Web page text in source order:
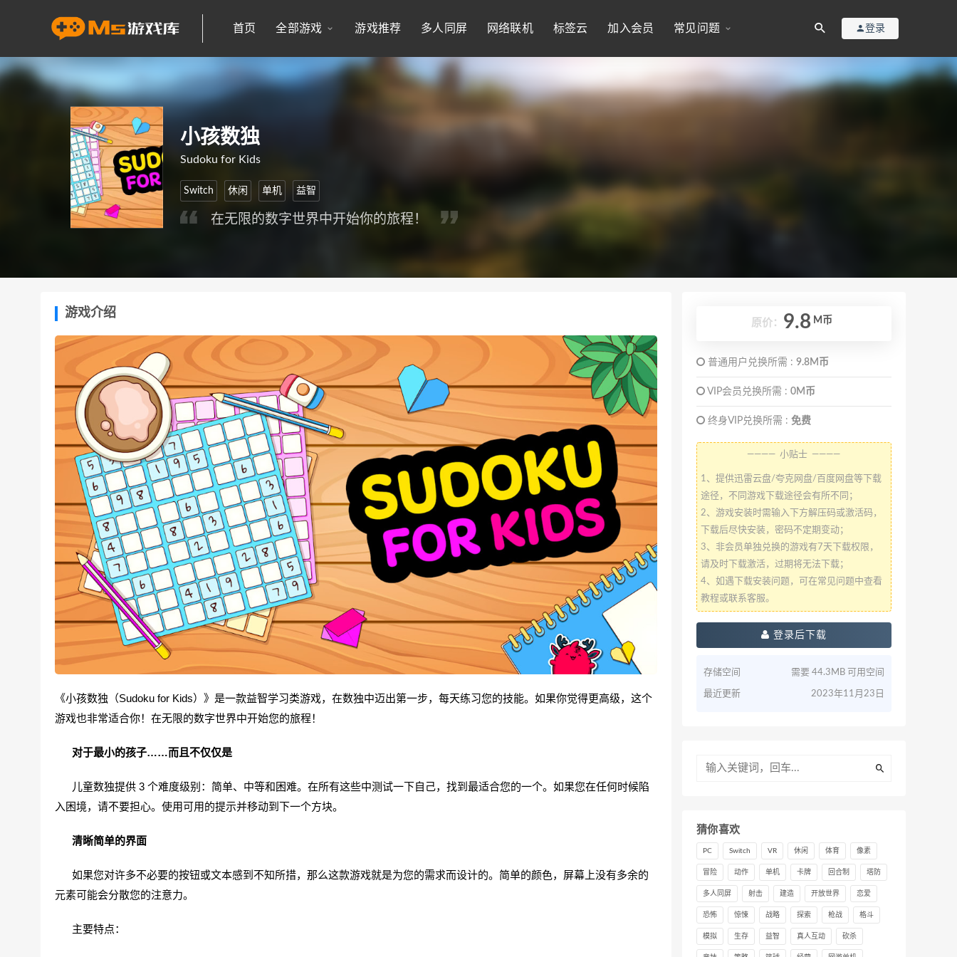
首页 全部游戏 游戏推荐 多人同屏 网络联机 标签云 加入会员 常见问题 登录
小孩数独
Sudoku for Kids
Switch 休闲 单机 益智
在无限的数字世界中开始你的旅程！
游戏介绍
《小孩数独（Sudoku for Kids）》是一款益智学习类游戏，在数独中迈出第一步，每天练习您的技能。如果你觉得更高级，这个
游戏也非常适合你！在无限的数字世界中开始您的旅程！
对于最小的孩子……而且不仅仅是
儿童数独提供 3 个难度级别：简单、中等和困难。在所有这些中测试一下自己，找到最适合您的一个。如果您在任何时候陷
入困境，请不要担心。使用可用的提示并移动到下一个方块。
清晰简单的界面
如果您对许多不必要的按钮或文本感到不知所措，那么这款游戏就是为您的需求而设计的。简单的颜色，屏幕上没有多余的
元素可能会分散您的注意力。
主要特点：
原价： 9.8 M币
普通用户兑换所需 : 9.8M币
VIP会员兑换所需 : 0M币
终身VIP兑换所需 : 免费
———— 小贴士 ————
1、提供迅雷云盘/夸克网盘/百度网盘等下载
途径，不同游戏下载途径会有所不同；
2、游戏安装时需输入下方解压码或激活码，
下载后尽快安装，密码不定期变动；
3、非会员单独兑换的游戏有7天下载权限，
请及时下载激活，过期将无法下载；
4、如遇下载安装问题，可在常见问题中查看
教程或联系客服。
登录后下载
存储空间 需要 44.3MB 可用空间
最近更新 2023年11月23日
猜你喜欢
PC Switch VR 休闲 体育 像素
冒险 动作 单机 卡牌 回合制 塔防
多人同屏 射击 建造 开放世界 恋爱
恐怖 惊悚 战略 探索 枪战 格斗
模拟 生存 益智 真人互动 砍杀